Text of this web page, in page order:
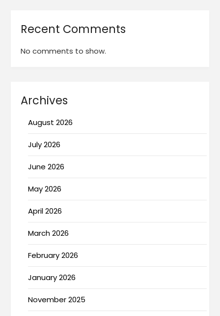
Recent Comments
No comments to show.
Archives
August 2026
July 2026
June 2026
May 2026
April 2026
March 2026
February 2026
January 2026
November 2025